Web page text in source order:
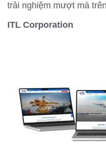
trải nghiệm mượt mà
ITL Corporation